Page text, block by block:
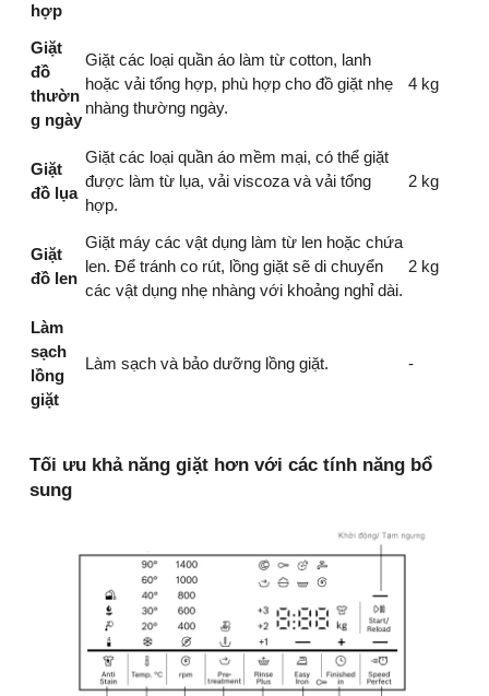
hợp
Giặt
đồ
thườn
g ngày
Giặt các loại quần áo làm từ cotton, lanh
hoặc vải tổng hợp, phù hợp cho đồ giặt nhẹ
nhàng thường ngày.
4 kg
Giặt
đồ lụa
Giặt các loại quần áo mềm mại, có thể giặt
được làm từ lụa, vải viscoza và vải tổng
hợp.
2 kg
Giặt
đồ len
Giặt máy các vật dụng làm từ len hoặc chứa
len. Để tránh co rút, lồng giặt sẽ di chuyển
các vật dụng nhẹ nhàng với khoảng nghỉ dài.
2 kg
Làm
sạch
lồng
giặt
Làm sạch và bảo dưỡng lồng giặt. -
Tối ưu khả năng giặt hơn với các tính năng bổ
sung